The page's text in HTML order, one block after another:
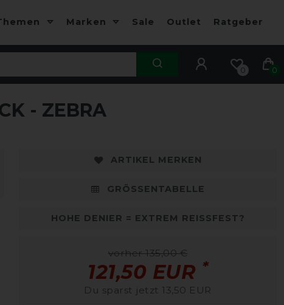
Marken Sale Outlet Ratgeber
0 0
- ZEBRA
ARTIKEL MERKEN
GRÖSSENTABELLE
HOHE DENIER = EXTREM REISSFEST?
vorher 135,00 €
121,50 EUR *
Du sparst jetzt 13,50 EUR